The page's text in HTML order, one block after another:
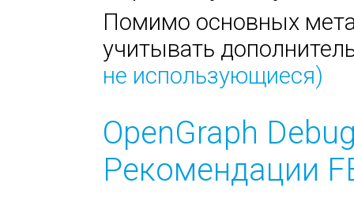
Помимо основных
учитывать
не использующиеся)
OpenGraph
Рекомендации